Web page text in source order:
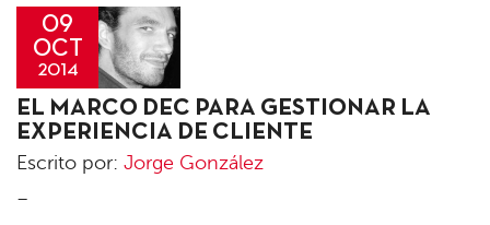
09
OCT
2014
Jorge
González
EL MARCO DEC PARA GESTIONAR LA
EXPERIENCIA DE CLIENTE
Escrito por: Jorge González
–